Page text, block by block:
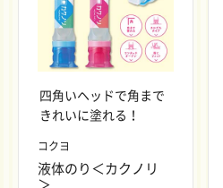
四角いヘッドで角まで
きれいに塗れる！
コクヨ
液体のり＜カクノリ